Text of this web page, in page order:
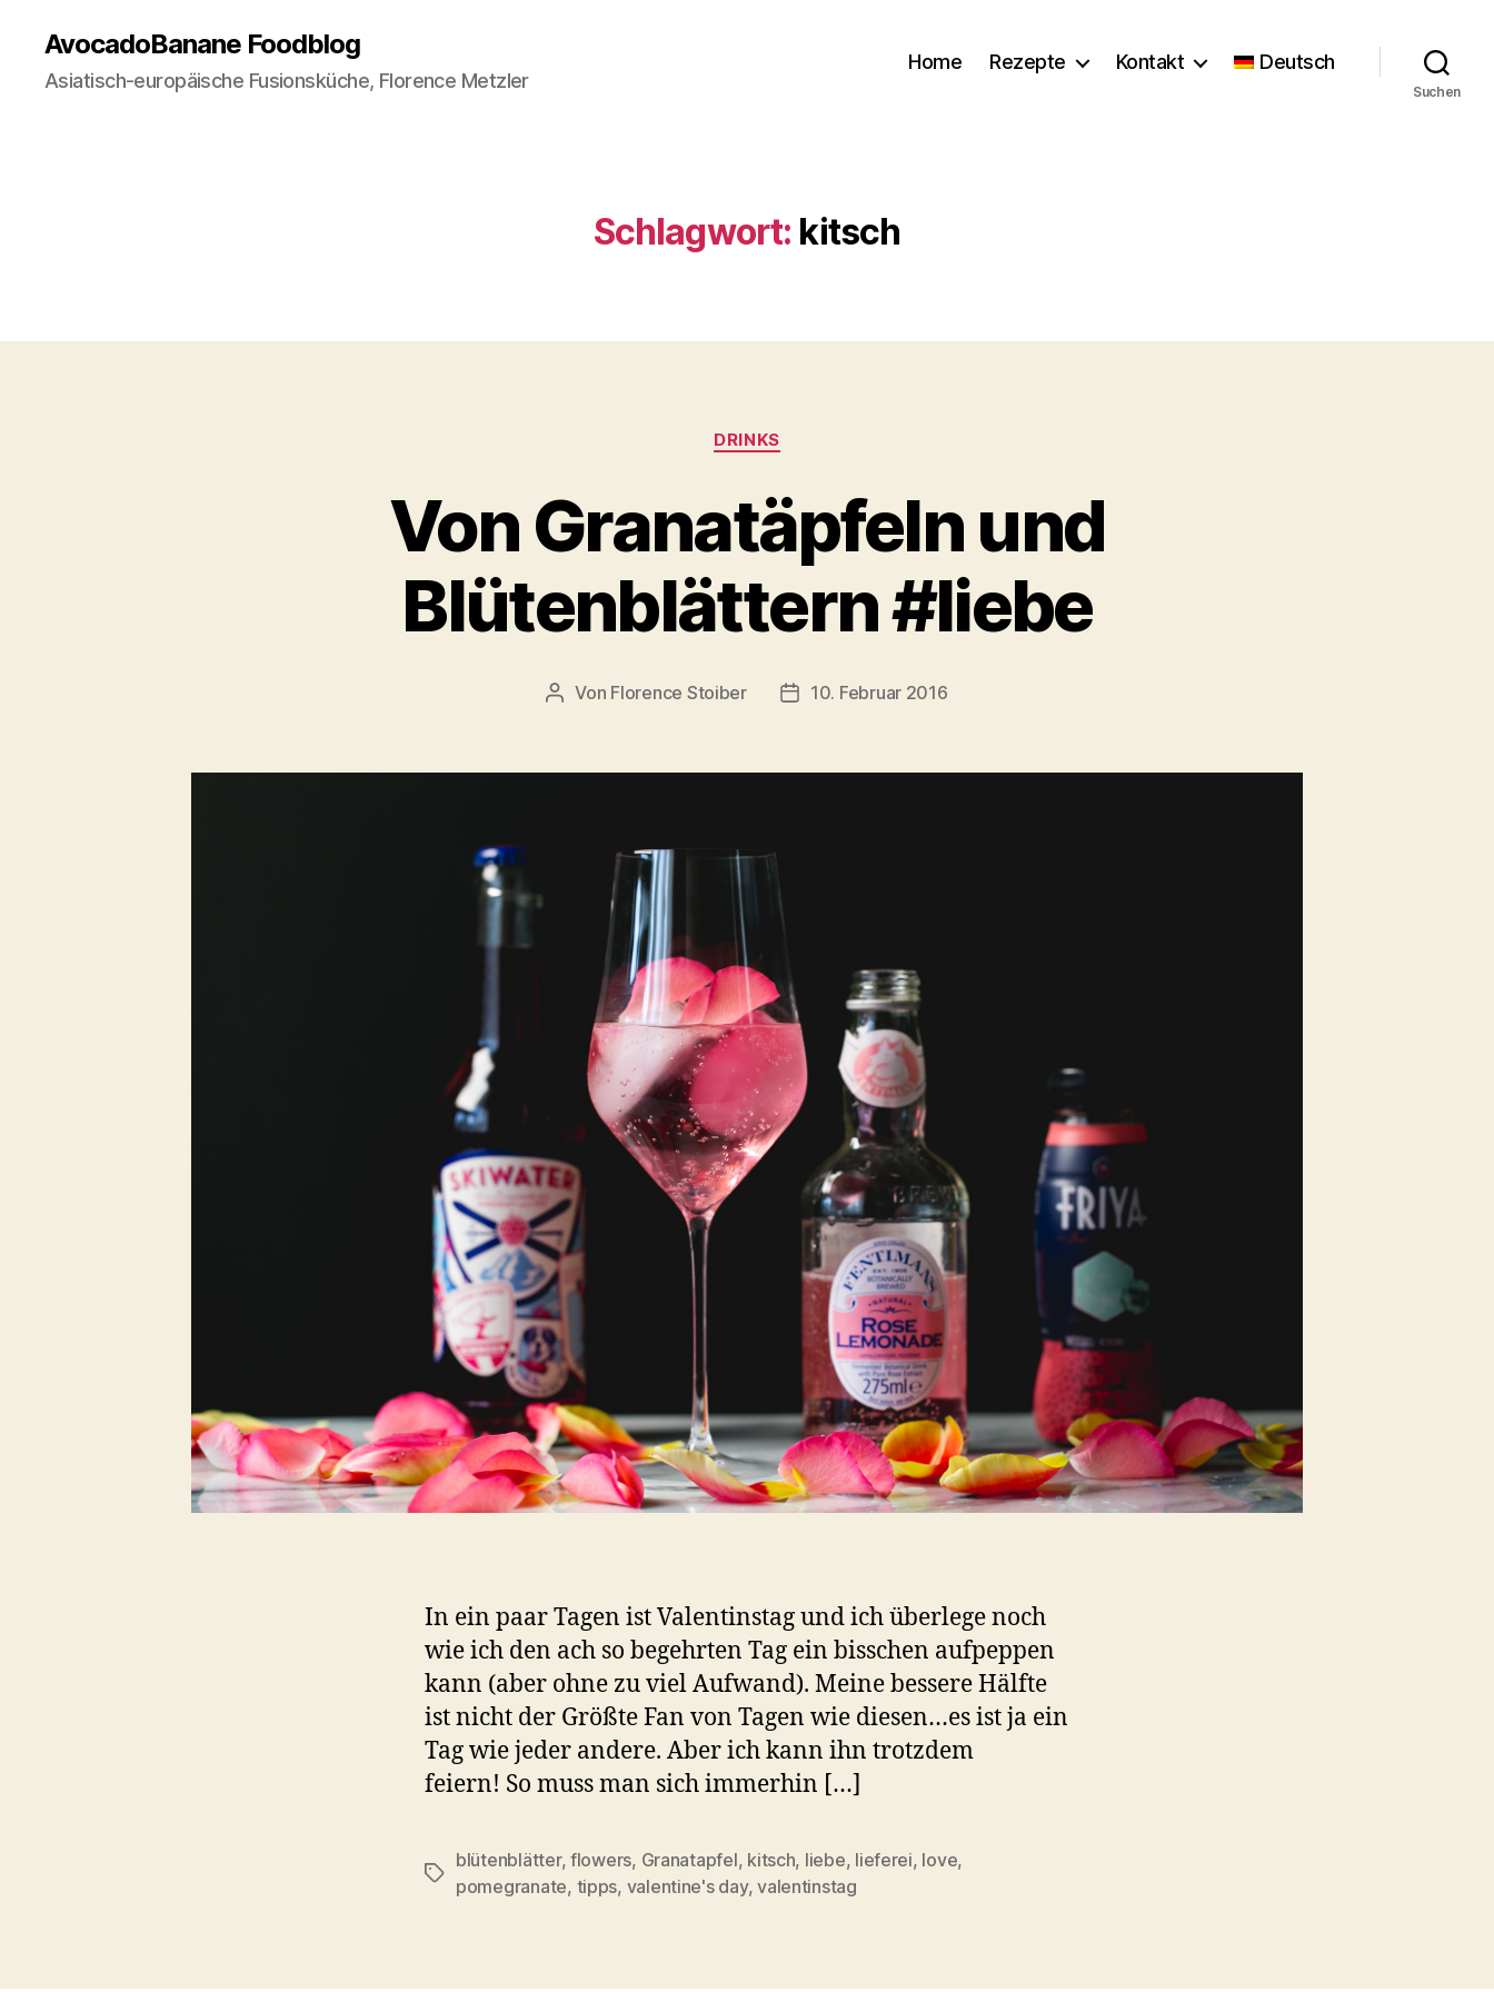
AvocadoBanane Foodblog
Asiatisch-europäische Fusionsküche, Florence Metzler
Home Rezepte Kontakt Deutsch
Suchen
Schlagwort: kitsch
Kategorien
DRINKS
Von Granatäpfeln und
Blütenblättern #liebe
Beitragsautor
Von Florence Stoiber Veröffentlichungsdatum
10. Februar 2016
In ein paar Tagen ist Valentinstag und ich überlege noch
wie ich den ach so begehrten Tag ein bisschen aufpeppen
kann (aber ohne zu viel Aufwand). Meine bessere Hälfte
ist nicht der Größte Fan von Tagen wie diesen…es ist ja ein
Tag wie jeder andere. Aber ich kann ihn trotzdem
feiern! So muss man sich immerhin […]
Schlagwörter
blütenblätter, flowers, Granatapfel, kitsch, liebe, lieferei, love,
pomegranate, tipps, valentine's day,valentinstag